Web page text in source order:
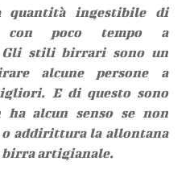
quantità ingestibile di
con poco tempo a
stili birrari sono un
alcune persone a
E di questo sono
ha alcun senso se non
o addirittura la allontana
birra artigianale.